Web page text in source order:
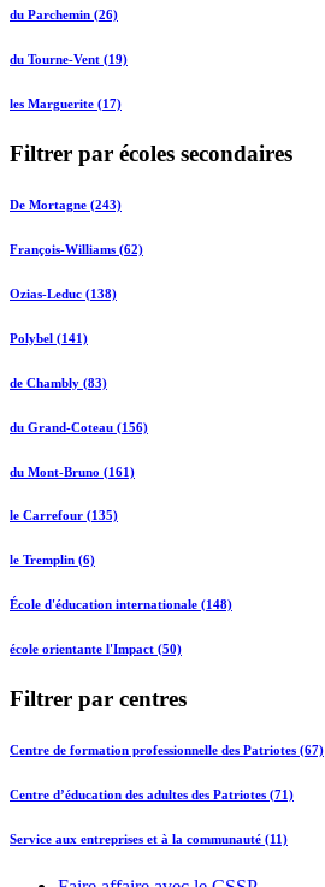
du Parchemin (26)
du Tourne-Vent (19)
les Marguerite (17)
Filtrer par écoles secondaires
De Mortagne (243)
François-Williams (62)
Ozias-Leduc (138)
Polybel (141)
de Chambly (83)
du Grand-Coteau (156)
du Mont-Bruno (161)
le Carrefour (135)
le Tremplin (6)
École d'éducation internationale (148)
école orientante l'Impact (50)
Filtrer par centres
Centre de formation professionnelle des Patriotes (67)
Centre d’éducation des adultes des Patriotes (71)
Service aux entreprises et à la communauté (11)